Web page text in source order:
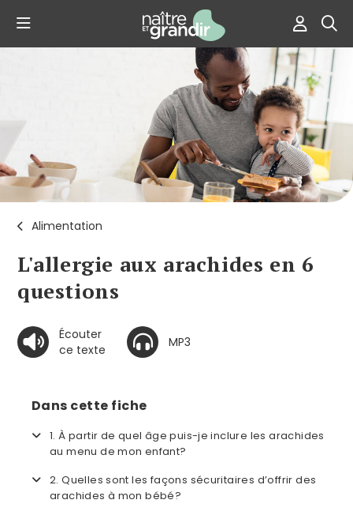
Alimentation
L'allergie aux arachides en 6
questions
Écouter
ce texte
MP3
Dans cette fiche
1. À partir de quel âge puis-je inclure les arachides
au menu de mon enfant?
2. Quelles sont les façons sécuritaires d’offrir des
arachides à mon bébé?